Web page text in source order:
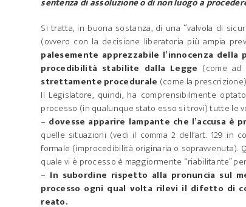
Si tratta, in buona sostanza, di una “valvola di
(ovvero con la decisione liberatoria più ampia
palesemente apprezzabile l’innocenza della
procedibilità stabilite dalla Legge (come ad
strettamente procedurale (come la
Il Legislatore, quindi, ha comprensibilmente
processo (in qualunque stato esso si trovi) tutte le
– dovesse apparire lampante che l’accusa è
quelle situazioni (vedi il comma 2 dell’art. 129
formale (improcedibilità originaria o
quale vi è processo è maggiormente “riabilitante”
– In subordine rispetto alla pronuncia sul
processo ogni qual volta rilevi il difetto di
reato.